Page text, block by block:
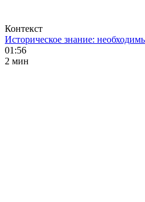
Контекст
Историческое знание:
01:56
2 мин